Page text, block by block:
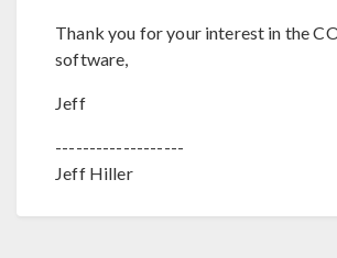
Thank you for your interest in the
software,
Jeff
-------------------
Jeff Hiller